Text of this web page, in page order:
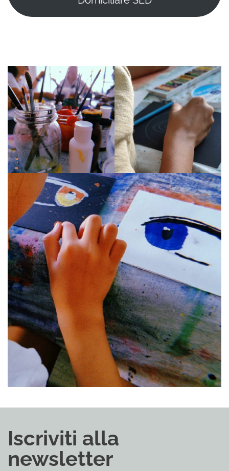
Iscriviti alla
newsletter